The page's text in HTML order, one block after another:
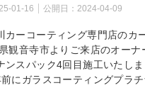
01-16 公開日： 2024-04-09
カーコーティング専門店のカ
観音寺市よりご来店のオーナ
ンスパック4回目施工いたし
にガラスコーティングプラ